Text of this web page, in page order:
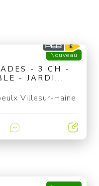
Nouveau
- 3 CH -
- JARDI...
Villesur-Haine